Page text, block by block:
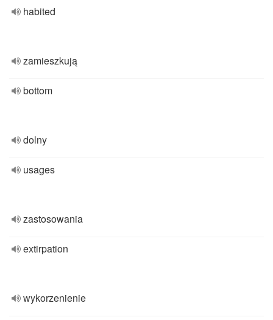
habited
zamieszkują
bottom
dolny
usages
zastosowania
extirpation
wykorzenienie